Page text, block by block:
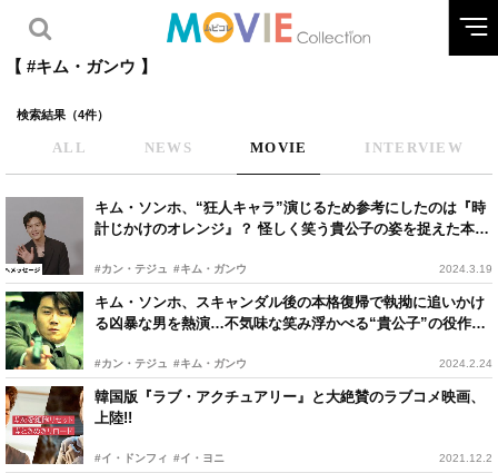
【 #キム・ガンウ 】
検索結果（4件）
ALL NEWS MOVIE INTERVIEW
キム・ソンホ、“狂人キャラ”演じるため参考にしたのは『時
計じかけのオレンジ』？ 怪しく笑う貴公子の姿を捉えた本編
#カン・テジュ #キム・ガンウ 2024.3.19
キム・ソンホ、スキャンダル後の本格復帰で執拗に追いかけ
る凶暴な男を熱演…不気味な笑み浮かべる“貴公子”の役作り
#カン・テジュ #キム・ガンウ 2024.2.24
韓国版『ラブ・アクチュアリー』と大絶賛のラブコメ映画、
上陸!!
#イ・ドンフィ #イ・ヨニ 2021.12.2